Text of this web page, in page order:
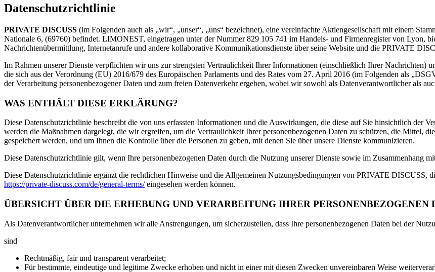
Datenschutzrichtlinie
PRIVATE DISCUSS (im Folgenden auch als „wir“, „unser“, „uns“ bezeichnet), eine vereinfachte Aktiengesellschaft mit einem
Nationale 6, (69760) befindet. LIMONEST, eingetragen unter der Nummer 829 105 741 im Handels- und Firmenregister von Lyon,
Nachrichtenübermittlung, Internetanrufe und andere kollaborative Kommunikationsdienste über seine Website und die PRIVATE
Im Rahmen unserer Dienste verpflichten wir uns zur strengsten Vertraulichkeit Ihrer Informationen (einschließlich Ihrer Nachrichten)
die sich aus der Verordnung (EU) 2016/679 des Europäischen Parlaments und des Rates vom 27. April 2016 (im Folgenden als
der Verarbeitung personenbezogener Daten und zum freien Datenverkehr ergeben, wobei wir sowohl als Datenverantwortlicher als
WAS ENTHÄLT DIESE ERKLÄRUNG?
Diese Datenschutzrichtlinie beschreibt die von uns erfassten Informationen und die Auswirkungen, die diese auf Sie hinsichtlich der
werden die Maßnahmen dargelegt, die wir ergreifen, um die Vertraulichkeit Ihrer personenbezogenen Daten zu schützen, die Mittel,
gespeichert werden, und um Ihnen die Kontrolle über die Personen zu geben, mit denen Sie über unsere Dienste kommunizieren.
Diese Datenschutzrichtlinie gilt, wenn Ihre personenbezogenen Daten durch die Nutzung unserer Dienste sowie im Zusammenhang
Diese Datenschutzrichtlinie ergänzt die rechtlichen Hinweise und die Allgemeinen Nutzungsbedingungen von PRIVATE DISCUSS,
https://private-discuss.com/de/general-terms/eingesehen werden können.
ÜBERSICHT ÜBER DIE ERHEBUNG UND VERARBEITUNG IHRER PERSONENBEZOGENEN
Als Datenverantwortlicher unternehmen wir alle Anstrengungen, um sicherzustellen, dass Ihre personenbezogenen Daten bei der
sind
Rechtmäßig, fair und transparent verarbeitet;
Für bestimmte, eindeutige und legitime Zwecke erhoben und nicht in einer mit diesen Zwecken unvereinbaren Weise